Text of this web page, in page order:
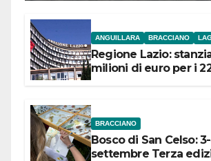
ANGUILLARA BRACCIANO
Regione Lazio:
milioni di euro per i
BRACCIANO
Bosco di San Celso:
settembre Terza